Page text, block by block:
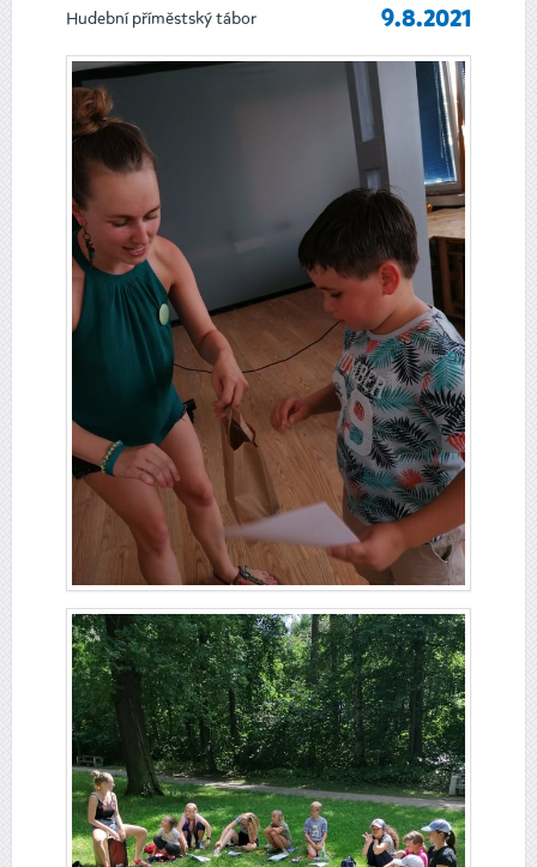
9.8.2021
Hudební příměstský tábor